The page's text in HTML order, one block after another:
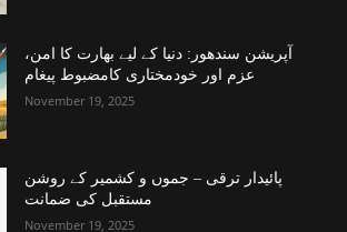
آپریشن سندھور: دنیا کے لیے بھارت کا امن،
عزم اور خودمختاری کامضبوط پیغام
November 19, 2025
پائیدار ترقی – جموں و کشمیر کے روشن
مستقبل کی ضمانت
November 19, 2025